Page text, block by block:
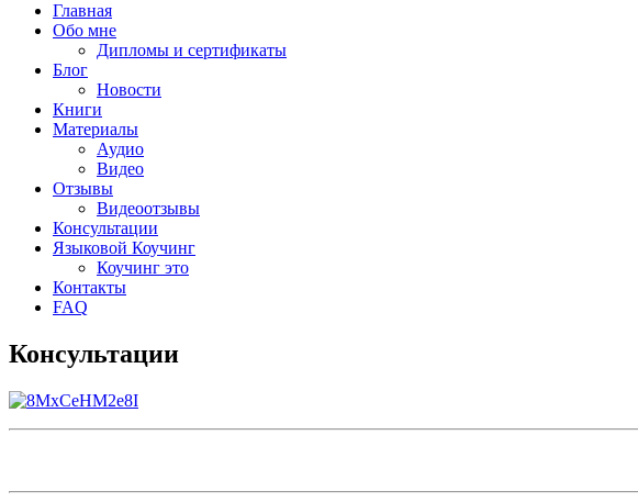
Главная
Обо мне
Дипломы и сертификаты
Блог
Новости
Книги
Материалы
Аудио
Видео
Отзывы
Видеоотзывы
Консультации
Языковой Коучинг
Коучинг это
Контакты
FAQ
Консультации